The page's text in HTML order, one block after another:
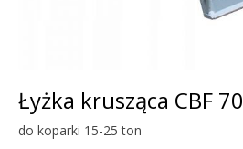
Łyżka krusząca CBF 70
do koparki 15-25 ton